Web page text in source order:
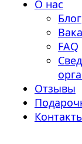
О нас
Блог
FAQ
Отзывы